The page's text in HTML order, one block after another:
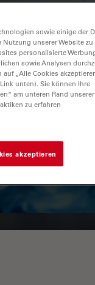
Microscope
sowie einige der
unserer Website
personalisierte
sowie Analysen
„Alle Cookies
unten). Sie können Ihre
am unteren Rand
zu erfahren
akzeptieren